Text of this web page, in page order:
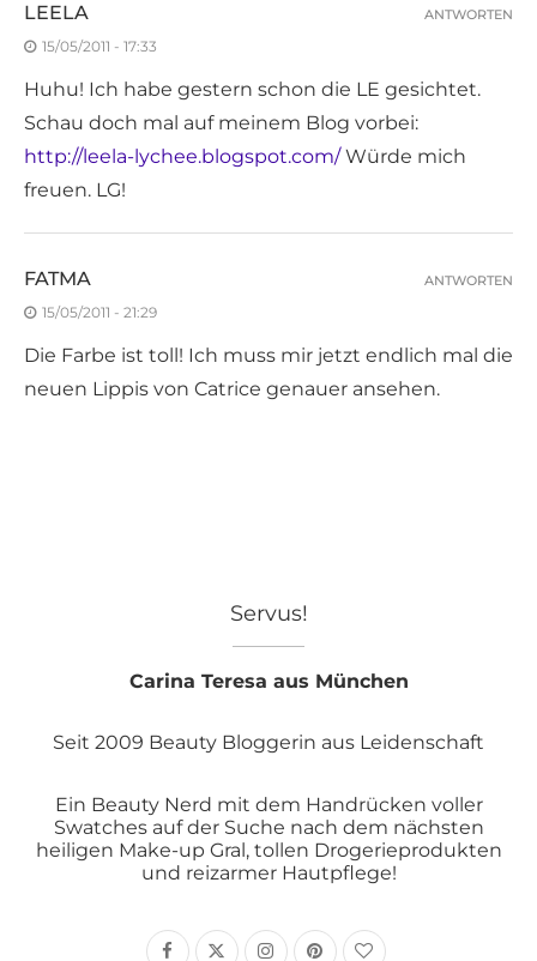
LEELA
15/05/2011 - 17:33
Huhu! Ich habe gestern schon die LE gesichtet.
Schau doch mal auf meinem Blog vorbei:
http://leela-lychee.blogspot.com/Würde mich
freuen. LG!
ANTWORTEN
FATMA
15/05/2011 - 21:29
Die Farbe ist toll! Ich muss mir jetzt endlich mal die
neuen Lippis von Catrice genauer ansehen.
ANTWORTEN
Servus!
Carina Teresa aus München
Seit 2009 Beauty Bloggerin aus Leidenschaft
Ein Beauty Nerd mit dem Handrücken voller
Swatches auf der Suche nach dem nächsten
heiligen Make-up Gral, tollen Drogerieprodukten
und reizarmer Hautpflege!